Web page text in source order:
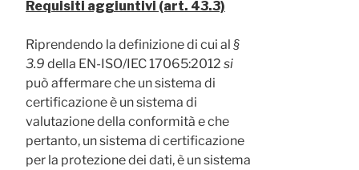
Requisiti aggiuntivi (art. 43.3)
Riprendendo la definizione di cui al §
3.9 della EN-ISO/IEC 17065:2012 si
può affermare che un sistema di
certificazione è un sistema di
valutazione della conformità e che
pertanto, un sistema di certificazione
per la protezione dei dati, è un sistema